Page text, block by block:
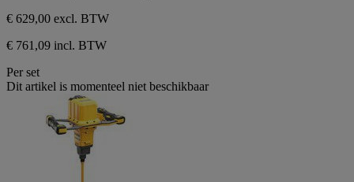
€ 629,00 excl. BTW
€ 761,09 incl. BTW
Per set
Dit artikel is momenteel niet beschikbaar